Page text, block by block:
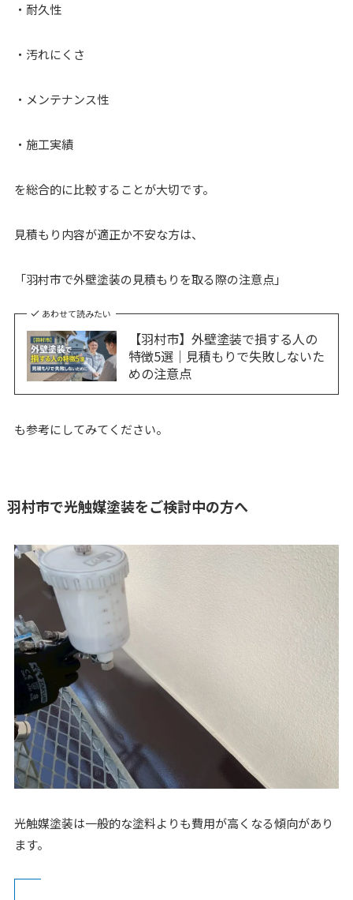
・耐久性
・汚れにくさ
・メンテナンス性
・施工実績
を総合的に比較することが大切です。
見積もり内容が適正か不安な方は、
「羽村市で外壁塗装の見積もりを取る際の注意点」
あわせて読みたい
【羽村市】外壁塗装で損する人の
特徴5選｜見積もりで失敗しないた
めの注意点
も参考にしてみてください。
羽村市で光触媒塗装をご検討中の方へ
光触媒塗装は一般的な塗料よりも費用が高くなる傾向があり
ます。